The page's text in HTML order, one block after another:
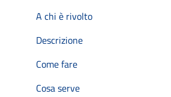
A chi è rivolto
Descrizione
Come fare
Cosa serve